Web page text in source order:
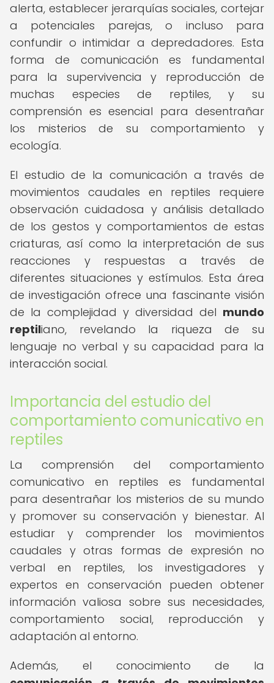
alerta, establecer jerarquías sociales, cortejar
a potenciales parejas, o incluso para
confundir o intimidar a depredadores. Esta
forma de comunicación es fundamental
para la supervivencia y reproducción de
muchas especies de reptiles, y su
comprensión es esencial para desentrañar
los misterios de su comportamiento y
ecología.
El estudio de la comunicación a través de
movimientos caudales en reptiles requiere
observación cuidadosa y análisis detallado
de los gestos y comportamientos de estas
criaturas, así como la interpretación de sus
reacciones y respuestas a través de
diferentes situaciones y estímulos. Esta área
de investigación ofrece una fascinante visión
de la complejidad y diversidad del mundo
reptiliano, revelando la riqueza de su
lenguaje no verbal y su capacidad para la
interacción social.
Importancia del estudio del
comportamiento comunicativo en
reptiles
La comprensión del comportamiento
comunicativo en reptiles es fundamental
para desentrañar los misterios de su mundo
y promover su conservación y bienestar. Al
estudiar y comprender los movimientos
caudales y otras formas de expresión no
verbal en reptiles, los investigadores y
expertos en conservación pueden obtener
información valiosa sobre sus necesidades,
comportamiento social, reproducción y
adaptación al entorno.
Además, el conocimiento de la